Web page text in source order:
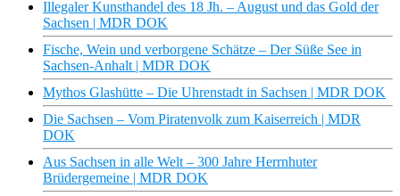
Illegaler Kunsthandel des 18 Jh. – August und das Gold der
Sachsen | MDR DOK
Fische, Wein und verborgene Schätze – Der Süße See in
Sachsen-Anhalt | MDR DOK
Mythos Glashütte – Die Uhrenstadt in Sachsen | MDR DOK
Die Sachsen – Vom Piratenvolk zum Kaiserreich | MDR
DOK
Aus Sachsen in alle Welt – 300 Jahre Herrnhuter
Brüdergemeine | MDR DOK